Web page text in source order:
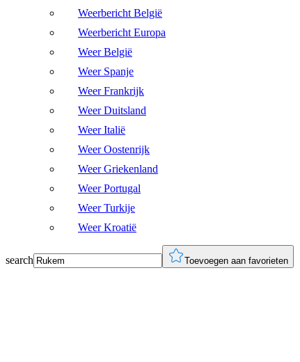
Weerbericht België
Weerbericht Europa
Weer België
Weer Spanje
Weer Frankrijk
Weer Duitsland
Weer Italië
Weer Oostenrijk
Weer Griekenland
Weer Portugal
Weer Turkije
Weer Kroatië
search Toevoegen aan favorieten